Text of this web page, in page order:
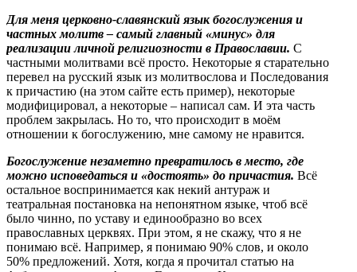
Для меня церковно-славянский язык богослужения и
частных молитв – самый главный «минус» для
реализации личной религиозности в Православии. С
частными молитвами всё просто. Некоторые я старательно
перевел на русский язык из молитвослова и Последования
к причастию (на этом сайте есть пример), некоторые
модифицировал, а некоторые – написал сам. И эта часть
проблем закрылась. Но то, что происходит в моём
отношении к богослужению, мне самому не нравится.
Богослужение незаметно превратилось в место, где
можно исповедаться и «достоять» до причастия. Всё
остальное воспринимается как некий антураж и
театральная постановка на непонятном языке, чтоб всё
было чинно, по уставу и единообразно во всех
православных церквях. При этом, я не скажу, что я не
понимаю всё. Например, я понимаю 90% слов, и около
50% предложений. Хотя, когда я прочитал статью на